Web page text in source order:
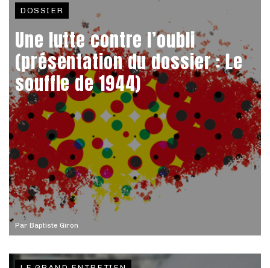
Par Baptiste Giron
DOSSIER
Une lutte contre l’oubli
(présentation du dossier : Le
souffle de 1944)